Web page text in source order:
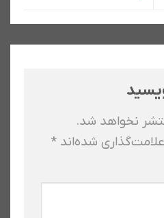
نخواهد شد.
شده‌اند *